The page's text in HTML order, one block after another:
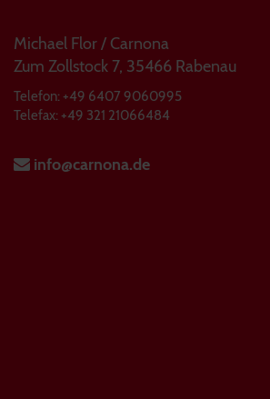
Michael Flor / Carnona
Zum Zollstock 7, 35466 Rabenau
Telefon: +49 6407 9060995
Telefax: +49 321 21066484
info@carnona.de